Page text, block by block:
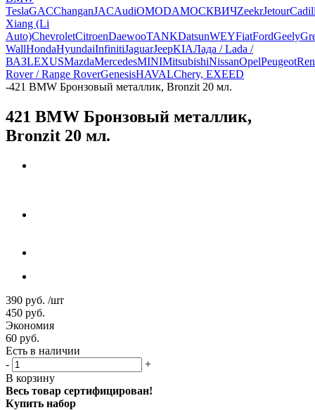
TeslaGACChanganJACAudiOMODAМОСКВИЧZeekrJetour
Xiang (Li
Auto)ChevroletCitroenDaewooTANKDatsunWEYFiatFordGeely
WallHondaHyundaiInfinitiJaguarJeepKIAЛада / Lada /
ВАЗLEXUSMazdaMercedesMINIMitsubishiNissanOpelPeugeot
Rover / Range RoverGenesisHAVALChery, EXEED
-421 BMW Бронзовый металлик, Bronzit 20 мл.
421 BMW Бронзовый металлик,
Bronzit 20 мл.
390 руб. /шт
450 руб.
Экономия
60 руб.
Есть в наличии
-
+
В корзину
Весь товар сертифицирован!
Купить набор